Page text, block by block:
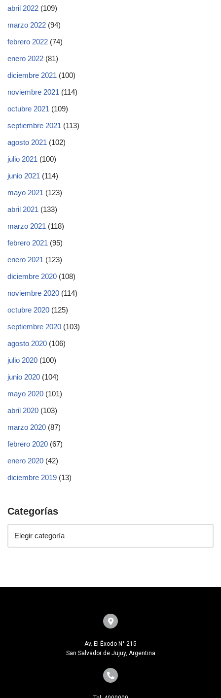
abril 2022 (109)
marzo 2022 (94)
febrero 2022 (74)
enero 2022 (81)
diciembre 2021 (100)
noviembre 2021 (114)
octubre 2021 (109)
septiembre 2021 (113)
agosto 2021 (102)
julio 2021 (100)
junio 2021 (114)
mayo 2021 (123)
abril 2021 (133)
marzo 2021 (118)
febrero 2021 (95)
enero 2021 (123)
diciembre 2020 (108)
noviembre 2020 (114)
octubre 2020 (125)
septiembre 2020 (103)
agosto 2020 (106)
julio 2020 (100)
junio 2020 (104)
mayo 2020 (101)
abril 2020 (103)
marzo 2020 (87)
febrero 2020 (67)
enero 2020 (42)
diciembre 2019 (13)
Categorías
Av. El Éxodo N° 215
San Salvador de Jujuy, Argentina